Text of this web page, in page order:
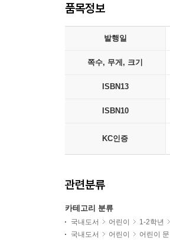
품목정보
발행일
쪽수, 무게, 크기
ISBN13
ISBN10
KC인증
관련분류
카테고리 분류
국내도서 어린이 1-2학년
국내도서
어린이 어린이